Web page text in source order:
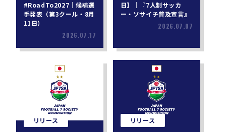
#RoadTo2027｜候補選
手発表（第3クール・8月
11日）
2026.07.17
日】｜『7人制サッカ
ー・ソサイチ普及宣言』
2026.07.07
リリース
リリース